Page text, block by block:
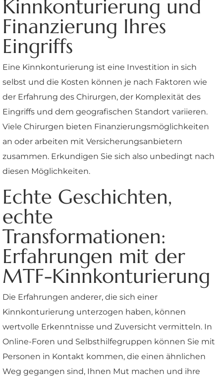
Kinnkonturierung und
Finanzierung Ihres
Eingriffs
Eine Kinnkonturierung ist eine Investition in sich
selbst und die Kosten können je nach Faktoren wie
der Erfahrung des Chirurgen, der Komplexität des
Eingriffs und dem geografischen Standort variieren.
Viele Chirurgen bieten Finanzierungsmöglichkeiten
an oder arbeiten mit Versicherungsanbietern
zusammen. Erkundigen Sie sich also unbedingt nach
diesen Möglichkeiten.
Echte Geschichten,
echte
Transformationen:
Erfahrungen mit der
MTF-Kinnkonturierung
Die Erfahrungen anderer, die sich einer
Kinnkonturierung unterzogen haben, können
wertvolle Erkenntnisse und Zuversicht vermitteln. In
Online-Foren und Selbsthilfegruppen können Sie mit
Personen in Kontakt kommen, die einen ähnlichen
Weg gegangen sind, Ihnen Mut machen und ihre